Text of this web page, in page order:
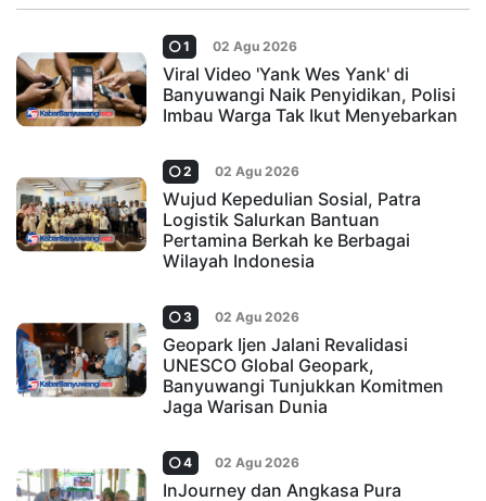
1 02 Agu 2026
Viral Video 'Yank Wes Yank' di
Banyuwangi Naik Penyidikan, Polisi
Imbau Warga Tak Ikut Menyebarkan
2 02 Agu 2026
Wujud Kepedulian Sosial, Patra
Logistik Salurkan Bantuan
Pertamina Berkah ke Berbagai
Wilayah Indonesia
3 02 Agu 2026
Geopark Ijen Jalani Revalidasi
UNESCO Global Geopark,
Banyuwangi Tunjukkan Komitmen
Jaga Warisan Dunia
4 02 Agu 2026
InJourney dan Angkasa Pura